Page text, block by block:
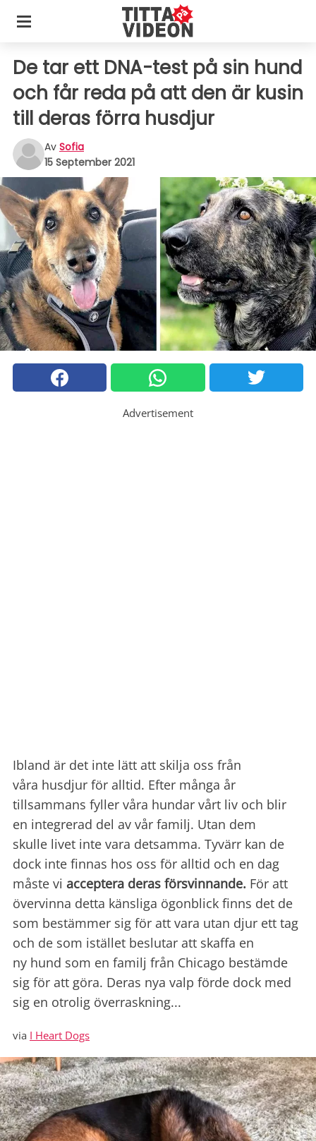
De tar ett DNA-test på sin hund
och får reda på att den är kusin
till deras förra husdjur
Av Sofia
15 September 2021
Advertisement
Ibland är det inte lätt att skilja oss från
våra husdjur för alltid. Efter många år
tillsammans fyller våra hundar vårt liv och blir
en integrerad del av vår familj. Utan dem
skulle livet inte vara detsamma. Tyvärr kan de
dock inte finnas hos oss ​​för alltid och en dag
måste vi acceptera deras försvinnande. För att
övervinna detta känsliga ögonblick finns det de
som bestämmer sig för att vara utan djur ett tag
och de som istället beslutar att skaffa en
ny hund som en familj från Chicago bestämde
sig för att göra. Deras nya valp förde dock med
sig en otrolig överraskning...
via I Heart Dogs